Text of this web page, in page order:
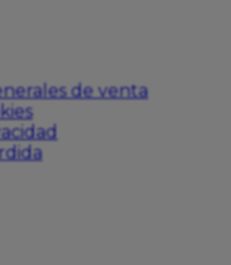
de venta